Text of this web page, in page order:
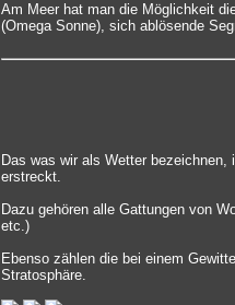
Am Meer hat man die Möglichkeit
(Omega Sonne), sich ablösende
Das was wir als Wetter
erstreckt.
Dazu gehören alle Gattungen von
etc.)
Ebenso zählen die bei einem
Stratosphäre.